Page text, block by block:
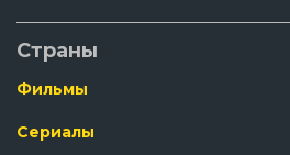
Страны
Фильмы
Сериалы